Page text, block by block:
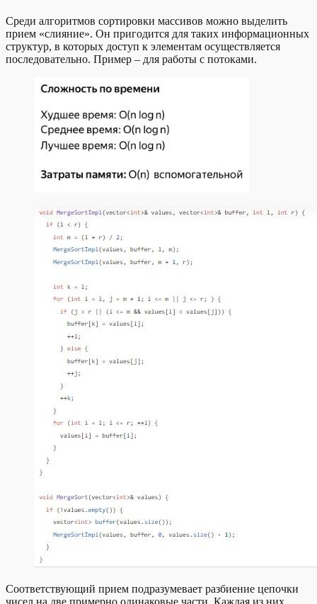
Среди алгоритмов сортировки массивов можно выделить
прием «слияние». Он пригодится для таких информационных
структур, в которых доступ к элементам осуществляется
последовательно. Пример – для работы с потоками.
Соответствующий прием подразумевает разбиение цепочки
чисел на две примерно одинаковые части. Каждая из них